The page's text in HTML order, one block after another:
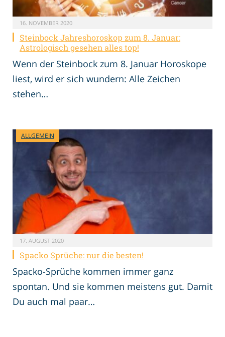
16. NOVEMBER 2020
Steinbock Jahreshoroskop zum 8. Januar:
Astrologisch gesehen alles top!
Wenn der Steinbock zum 8. Januar Horoskope
liest, wird er sich wundern: Alle Zeichen
stehen…
ALLGEMEIN
17. AUGUST 2020
Spacko Sprüche: nur die besten!
Spacko-Sprüche kommen immer ganz
spontan. Und sie kommen meistens gut. Damit
Du auch mal paar…